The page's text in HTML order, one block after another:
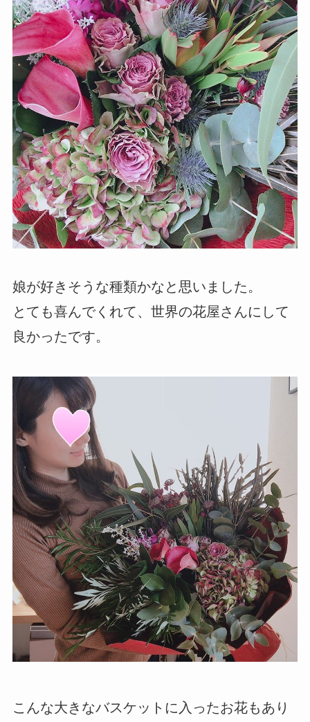
娘が好きそうな種類かなと思いました。
とても喜んでくれて、世界の花屋さんにして
良かったです。
こんな大きなバスケットに入ったお花もあり